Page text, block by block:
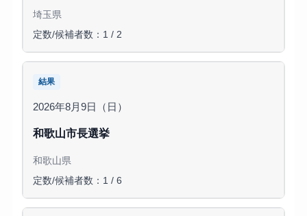
埼玉県
定数/候補者数：1 / 2
結果
2026年8月9日（日）
和歌山市長選挙
和歌山県
定数/候補者数：1 / 6